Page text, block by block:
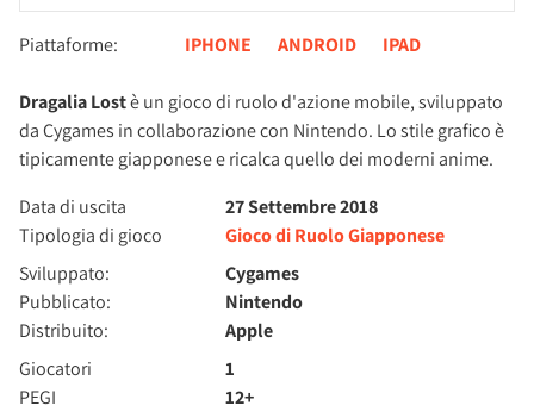
Piattaforme: IPHONE ANDROID IPAD
Dragalia Lostè un gioco di ruolo d'azione mobile, sviluppato
da Cygames in collaborazione con Nintendo. Lo stile grafico è
tipicamente giapponese e ricalca quello dei moderni anime.
Data di uscita
27 Settembre 2018
Tipologia di gioco
Gioco di Ruolo Giapponese
Sviluppato:
Cygames
Pubblicato:
Nintendo
Distribuito:
Apple
Giocatori
1
PEGI
12+